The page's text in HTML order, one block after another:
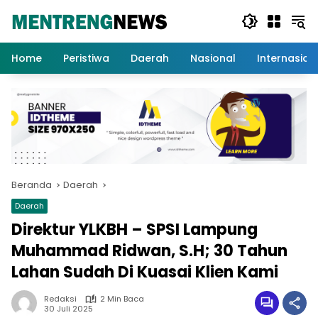
Home
Peristiwa Daerah Nasional
Beranda Daerah
Daerah
Direktur YLKBH – SPSI Lampung
Muhammad Ridwan, S.H; 30 Tahun
Lahan Sudah Di Kuasai Klien Kami
Redaksi
2 Min Baca
30 Juli 2025